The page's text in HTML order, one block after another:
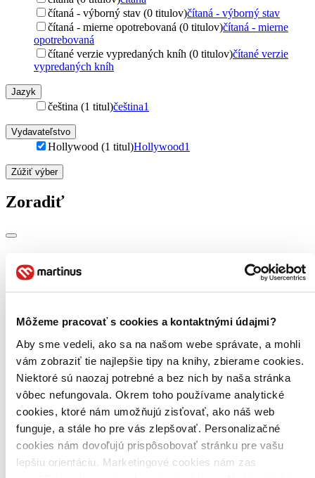
Môžeme pracovať s cookies a kontaktnými údajmi?
Aby sme vedeli, ako sa na našom webe správate, a mohli
vám zobraziť tie najlepšie tipy na knihy, zbierame cookies.
Niektoré sú naozaj potrebné a bez nich by naša stránka
vôbec nefungovala. Okrem toho používame analytické
cookies, ktoré nám umožňujú zisťovať, ako náš web
funguje, a stále ho pre vás zlepšovať. Personalizačné
cookies nám dovoľujú prispôsobovať stránku pre vašu
lepšiu orientáciu. Marketingové cookies nám zas
čítaná - výborný stav (0 titulov)čítaná - výborný stav
čítaná - mierne opotrebovaná (0 titulov)čítaná - mierne
opotrebovaná
čítané verzie vypredaných kníh (0 titulov)čítané verzie
vypredaných kníh
Jazyk
čeština (1 titul)čeština1
Vydavateľstvo
Hollywood (1 titul)Hollywood1
Zúžiť výber
Zoradiť
Bestsellery
Novinky
Najlacnejšie
Najvyššia zľava
Použité filtre
Zrušiť filtre
Vydavateľstvo Hollywood